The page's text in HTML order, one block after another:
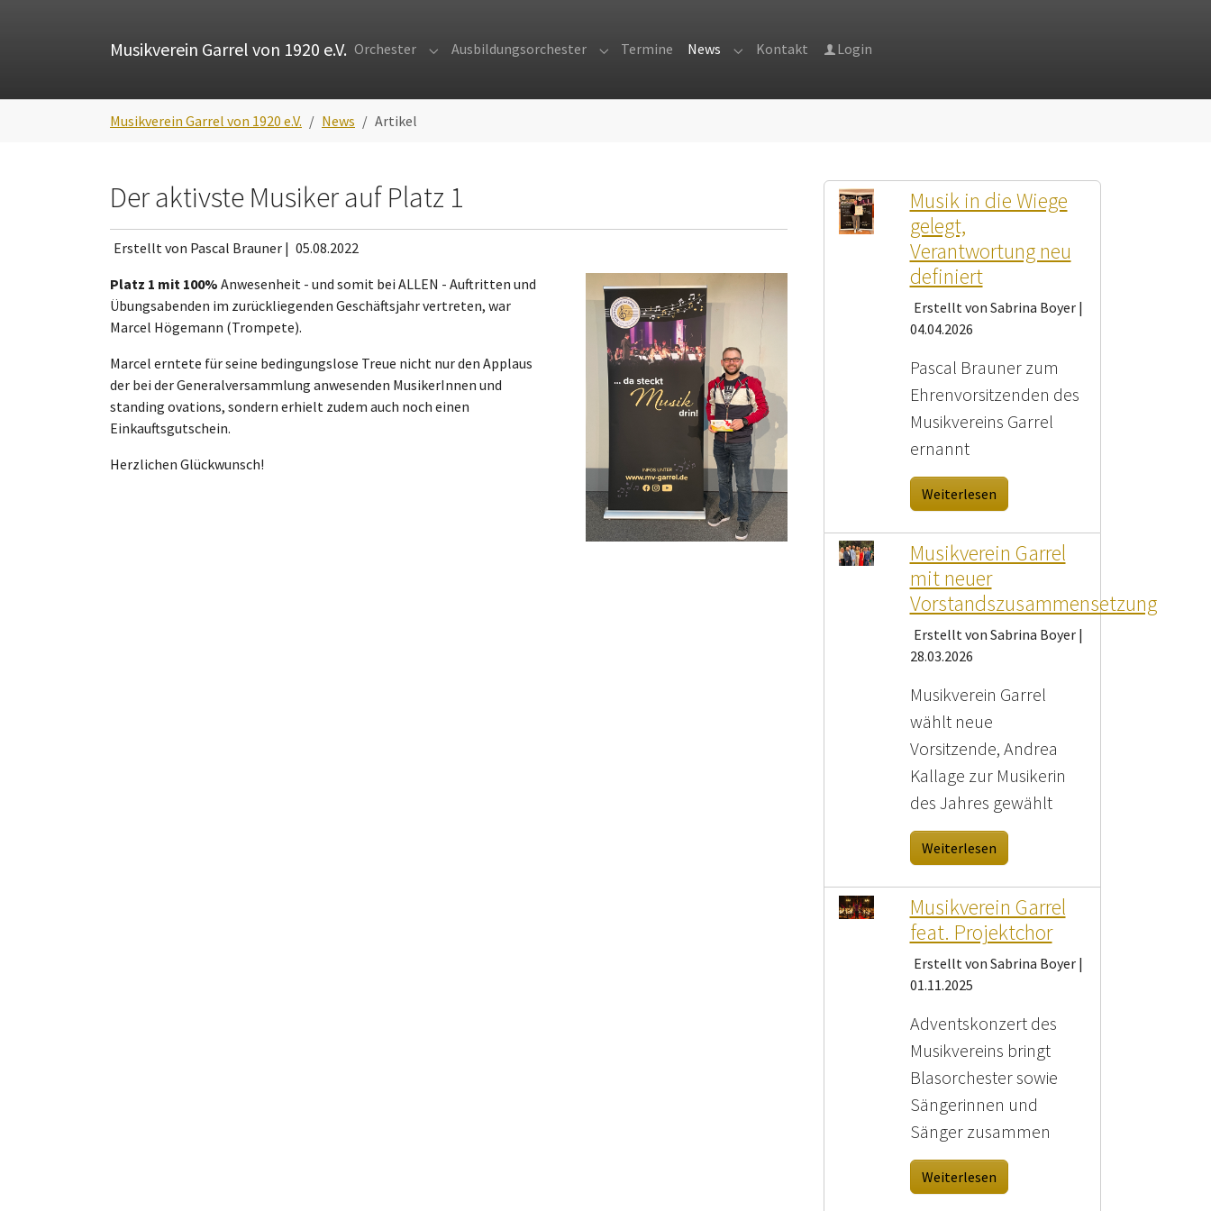
Musikverein Garrel von 1920 e.V. Orchester Submenu for "Orchester"
Ausbildungsorchester Submenu for "Ausbildungsorchester"
Termine News Submenu for "News"
Kontakt Login
Musikverein Garrel von 1920 e.V. News Artikel
Der aktivste Musiker auf Platz 1
Erstellt von Pascal Brauner | 05.08.2022
Platz 1 mit 100% Anwesenheit - und somit bei ALLEN - Auftritten und
Übungsabenden im zurückliegenden Geschäftsjahr vertreten, war
Marcel Högemann (Trompete).
Marcel erntete für seine bedingungslose Treue nicht nur den Applaus
der bei der Generalversammlung anwesenden MusikerInnen und
standing ovations, sondern erhielt zudem auch noch einen
Einkauftsgutschein.
Herzlichen Glückwunsch!
Musik in die Wiege
gelegt,
Verantwortung neu
definiert
Erstellt von Sabrina Boyer |
04.04.2026
Pascal Brauner zum
Ehrenvorsitzenden des
Musikvereins Garrel
ernannt
Weiterlesen
Musikverein Garrel
mit neuer
Vorstandszusammensetzung
Erstellt von Sabrina Boyer |
28.03.2026
Musikverein Garrel
wählt neue
Vorsitzende, Andrea
Kallage zur Musikerin
des Jahres gewählt
Weiterlesen
Musikverein Garrel
feat. Projektchor
Erstellt von Sabrina Boyer |
01.11.2025
Adventskonzert des
Musikvereins bringt
Blasorchester sowie
Sängerinnen und
Sänger zusammen
Weiterlesen